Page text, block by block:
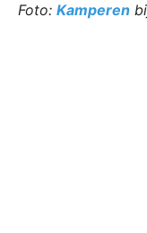
Foto: Kamperen